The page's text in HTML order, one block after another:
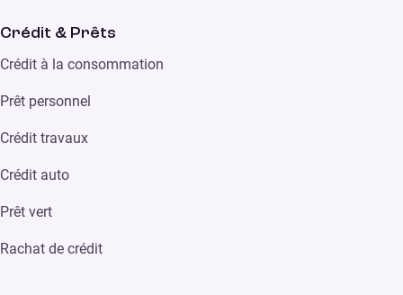
Crédit & Prêts
Crédit à la consommation
Prêt personnel
Crédit travaux
Crédit auto
Prêt vert
Rachat de crédit